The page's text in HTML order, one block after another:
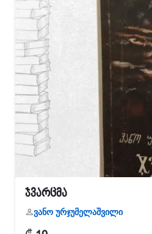
ჯვარცმა
ვანო ურჯუმელაშვილი